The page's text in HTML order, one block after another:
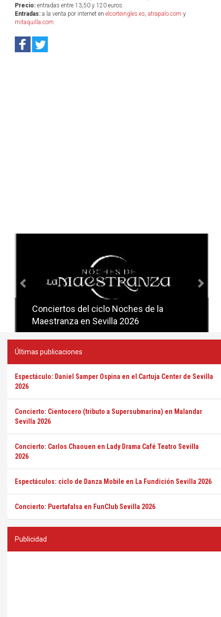
Precio: entradas entre 13,50 y 120 euros.
Entradas: a la venta por internet en elcorteingles.es, atrapalo.com y
mitaquilla.com.
Conciertos del ciclo Noches de la
Maestranza en Sevilla 2026
Conciertos del ciclo Candlelight en
Sevilla
Últimas publicaciones
Espectáculo: Daniel Samper Ospina en el Cartuja Center de Sevilla
2026
Concierto: Cientocero (tributo a Supersubmarina) en Malandar
Sevilla 2026
Concierto: Carlos Chaouen en Lady Drama Café Teatro Sevilla
2026
Espectáculos: ciclo de Danza Mobile en La Fundición Sevilla 2026
Concierto: Puertafalsa en FunClub Sevilla 2026
Publicidad